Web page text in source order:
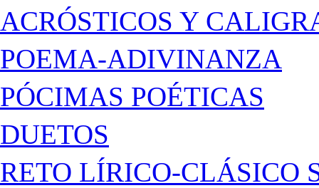
ACRÓSTICOS Y
POEMA-ADIVINANZA
PÓCIMAS POÉTICAS
DUETOS
RETO LÍRICO-CLÁSICO